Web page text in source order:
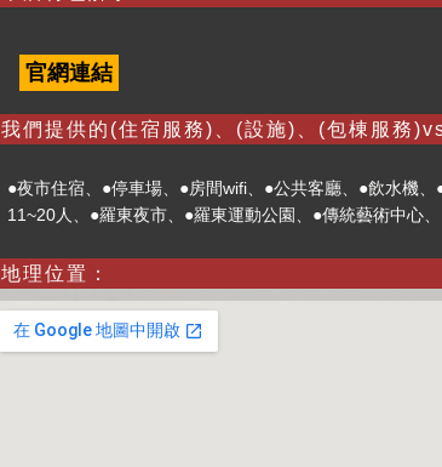
官網連結
我們提供的(住宿服務)、(設施)、(包棟服務
●夜市住宿、●停車場、●房間wifi、●公共客廳、●飲水機
11~20人、●羅東夜市、●羅東運動公園、●傳統藝術中心、
地理位置：